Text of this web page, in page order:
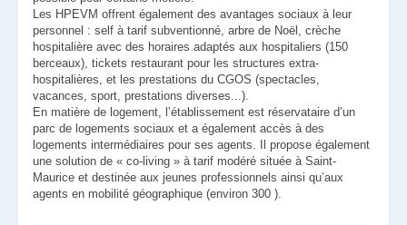
Les HPEVM offrent également des avantages sociaux à leur
personnel : self à tarif subventionné, arbre de Noël, crèche
hospitalière avec des horaires adaptés aux hospitaliers (150
berceaux), tickets restaurant pour les structures extra-
hospitalières, et les prestations du CGOS (spectacles,
vacances, sport, prestations diverses...).
En matière de logement, l’établissement est réservataire d’un
parc de logements sociaux et a également accès à des
logements intermédiaires pour ses agents. Il propose également
une solution de « co-living » à tarif modéré située à Saint-
Maurice et destinée aux jeunes professionnels ainsi qu’aux
agents en mobilité géographique (environ 300 ).